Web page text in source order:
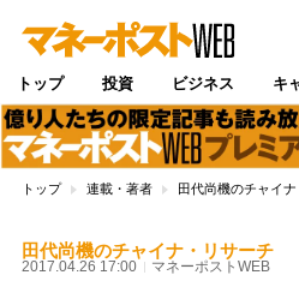
トップ 投資 ビジネス キ
トップ 連載・著者 田代尚機のチャイ
田代尚機のチャイナ・リサーチ
2017.04.26 17:00 マネーポストWEB